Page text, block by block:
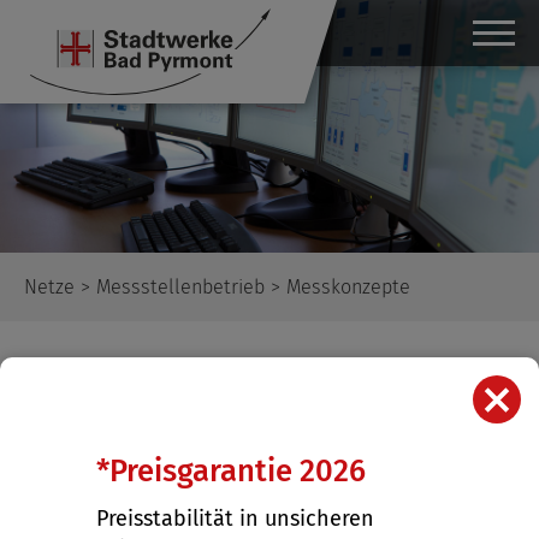
Netze > Messstellenbetrieb > Messkonzepte
Messkonzepte unter Berücksichtigung
der eichrechtlichen Vorschriften
*Preisgarantie 2026
Preisstabilität in unsicheren
X